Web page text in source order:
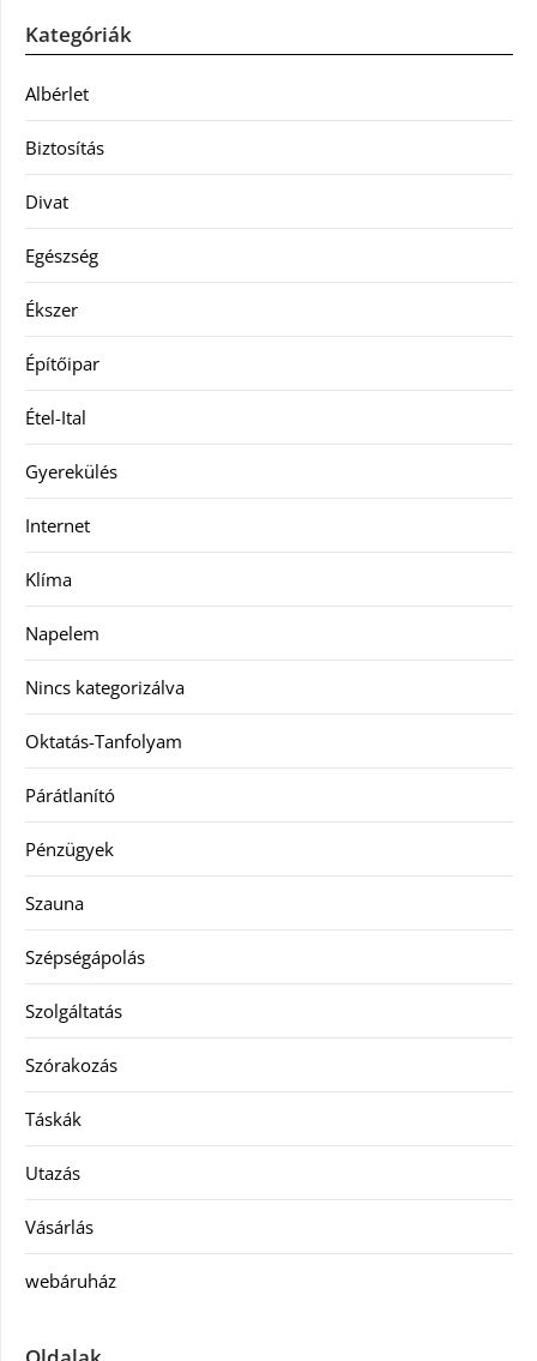
Kategóriák
Albérlet
Biztosítás
Divat
Egészség
Ékszer
Építőipar
Étel-Ital
Gyerekülés
Internet
Klíma
Napelem
Nincs kategorizálva
Oktatás-Tanfolyam
Párátlanító
Pénzügyek
Szauna
Szépségápolás
Szolgáltatás
Szórakozás
Táskák
Utazás
Vásárlás
webáruház